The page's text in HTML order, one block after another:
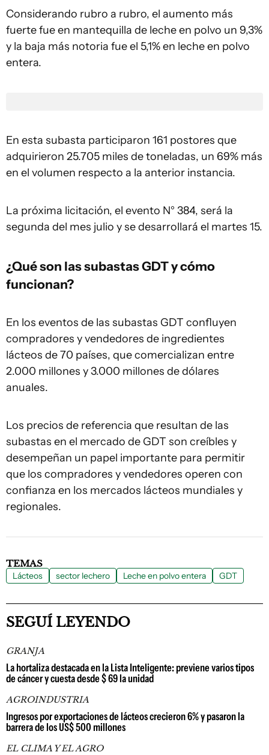
Considerando rubro a rubro, el aumento más
fuerte fue en mantequilla de leche en polvo un 9,3%
y la baja más notoria fue el 5,1% en leche en polvo
entera.
En esta subasta participaron 161 postores que
adquirieron 25.705 miles de toneladas, un 69% más
en el volumen respecto a la anterior instancia.
La próxima licitación, el evento N° 384, será la
segunda del mes julio y se desarrollará el martes 15.
¿Qué son las subastas GDT y cómo
funcionan?
En los eventos de las subastas GDT confluyen
compradores y vendedores de ingredientes
lácteos de 70 países, que comercializan entre
2.000 millones y 3.000 millones de dólares
anuales.
Los precios de referencia que resultan de las
subastas en el mercado de GDT son creíbles y
desempeñan un papel importante para permitir
que los compradores y vendedores operen con
confianza en los mercados lácteos mundiales y
regionales.
TEMAS
Lácteos sector lechero Leche en polvo entera GDT
SEGUÍ LEYENDO
GRANJA
La hortaliza destacada en la Lista Inteligente: previene varios tipos
de cáncer y cuesta desde $ 69 la unidad
AGROINDUSTRIA
Ingresos por exportaciones de lácteos crecieron 6% y pasaron la
barrera de los US$ 500 millones
EL CLIMA Y EL AGRO